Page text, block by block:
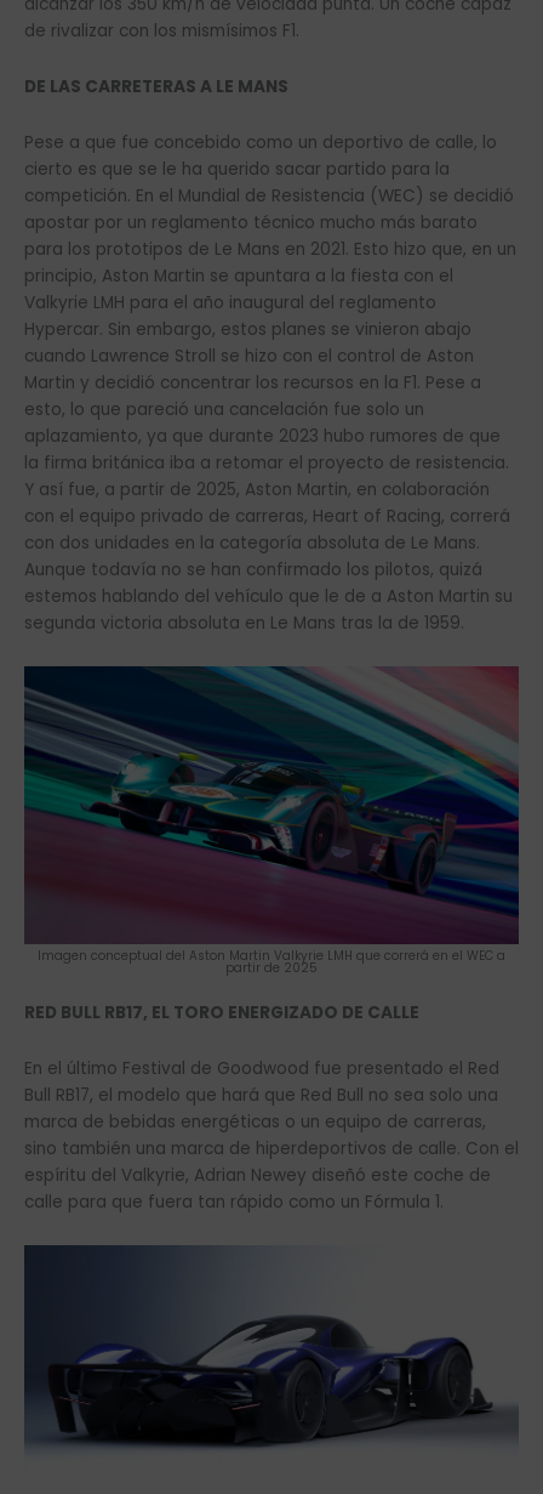
de rivalizar con los mismísimos F1.
DE LAS CARRETERAS A LE MANS
Pese a que fue concebido como un deportivo de calle, lo
cierto es que se le ha querido sacar partido para la
competición. En el Mundial de Resistencia (WEC) se decidió
apostar por un reglamento técnico mucho más barato
para los prototipos de Le Mans en 2021. Esto hizo que, en un
principio, Aston Martin se apuntara a la fiesta con el
Valkyrie LMH para el año inaugural del reglamento
Hypercar. Sin embargo, estos planes se vinieron abajo
cuando Lawrence Stroll se hizo con el control de Aston
Martin y decidió concentrar los recursos en la F1. Pese a
esto, lo que pareció una cancelación fue solo un
aplazamiento, ya que durante 2023 hubo rumores de que
la firma británica iba a retomar el proyecto de resistencia.
Y así fue, a partir de 2025, Aston Martin, en colaboración
con el equipo privado de carreras, Heart of Racing, correrá
con dos unidades en la categoría absoluta de Le Mans.
Aunque todavía no se han confirmado los pilotos, quizá
estemos hablando del vehículo que le de a Aston Martin su
segunda victoria absoluta en Le Mans tras la de 1959.
Imagen conceptual del Aston Martin Valkyrie LMH que correrá en el WEC a
partir de 2025
RED BULL RB17, EL TORO ENERGIZADO DE CALLE
En el último Festival de Goodwood fue presentado el Red
Bull RB17, el modelo que hará que Red Bull no sea solo una
marca de bebidas energéticas o un equipo de carreras,
sino también una marca de hiperdeportivos de calle. Con el
espíritu del Valkyrie, Adrian Newey diseñó este coche de
calle para que fuera tan rápido como un Fórmula 1.